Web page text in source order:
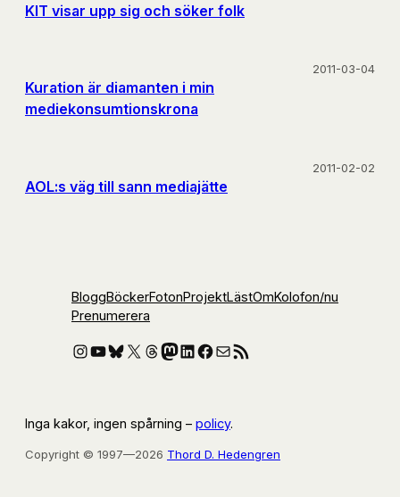
KIT visar upp sig och söker folk
Kuration är diamanten i min
mediekonsumtionskrona
2011-03-04
AOL:s väg till sann mediajätte
2011-02-02
BloggBöckerFotonProjektLästOmKolofon/nu
Prenumerera
Instagram
YouTube
Bluesky
X Threads
Mastodon
LinkedIn
Facebook
E-postRSS-flöde
Inga kakor, ingen spårning – policy.
Copyright © 1997—2026 Thord D. Hedengren